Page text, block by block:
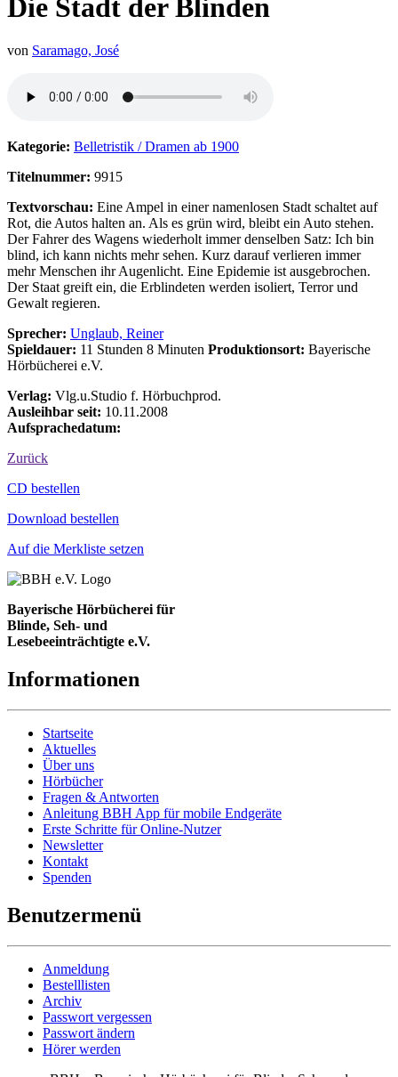
Die Stadt der Blinden
von Saramago, José
Kategorie: Belletristik / Dramen ab 1900
Titelnummer: 9915
Textvorschau: Eine Ampel in einer namenlosen Stadt schaltet auf
Rot, die Autos halten an. Als es grün wird, bleibt ein Auto stehen.
Der Fahrer des Wagens wiederholt immer denselben Satz: Ich bin
blind, ich kann nichts mehr sehen. Kurz darauf verlieren immer
mehr Menschen ihr Augenlicht. Eine Epidemie ist ausgebrochen.
Der Staat greift ein, die Erblindeten werden isoliert, Terror und
Gewalt regieren.
Sprecher: Unglaub, Reiner
Spieldauer: 11 Stunden 8 Minuten Produktionsort: Bayerische
Hörbücherei e.V.
Verlag: Vlg.u.Studio f. Hörbuchprod.
Ausleihbar seit: 10.11.2008
Aufsprachedatum:
Zurück
Bestell-Aktionen
CD bestellen
Download bestellen
Auf die Merkliste setzen
Bayerische Hörbücherei für
Blinde, Seh- und
Lesebeeinträchtigte e.V.
Informationen
Startseite
Aktuelles
Über uns
Hörbücher
Fragen & Antworten
Anleitung BBH App für mobile Endgeräte
Erste Schritte für Online-Nutzer
Newsletter
Kontakt
Spenden
Benutzermenü
Anmeldung
Bestelllisten
Archiv
Passwort vergessen
Passwort ändern
Hörer werden